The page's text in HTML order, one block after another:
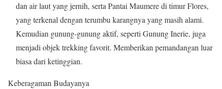
dan air laut yang jernih, serta Pantai Maumere di timur Flores,
yang terkenal dengan terumbu karangnya yang masih alami.
Kemudian gunung-gunung aktif, seperti Gunung Inerie, juga
menjadi objek trekking favorit. Memberikan pemandangan luar
biasa dari ketinggian.
Keberagaman Budayanya